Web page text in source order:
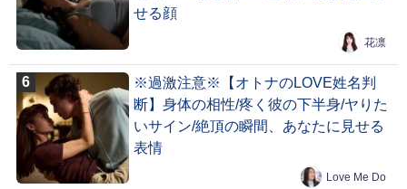
せる顔
花凛
※過激注意※【オトナのLOVE姓名判
断】身体の相性/疼く彼の下半身/ヤりた
いサイン/絶頂の瞬間、あなたに見せる
表情
Love Me Do